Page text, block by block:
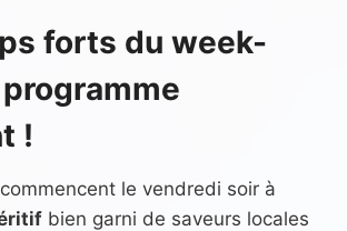
forts du week-
!
le vendredi soir à
bien garni de saveurs locales